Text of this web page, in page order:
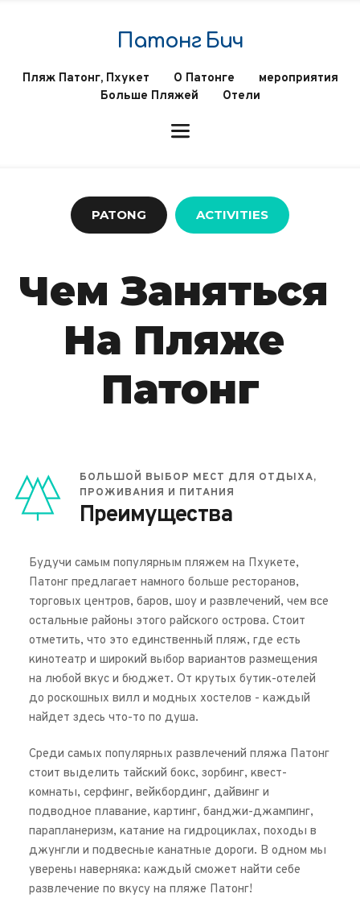
Патонг Бич
Пляж Патонг, Пхукет О Патонге
мероприятия
Больше Пляжей
Отели
PATONG ACTIVITIES
Чем Заняться
На Пляже
Патонг
БОЛЬШОЙ ВЫБОР МЕСТ ДЛЯ ОТДЫХА,
ПРОЖИВАНИЯ И ПИТАНИЯ
Преимущества
Будучи самым популярным пляжем на Пхукете,
Патонг предлагает намного больше ресторанов,
торговых центров, баров, шоу и развлечений, чем все
остальные районы этого райского острова. Стоит
отметить, что это единственный пляж, где есть
кинотеатр и широкий выбор вариантов размещения
на любой вкус и бюджет. От крутых бутик-отелей
до роскошных вилл и модных хостелов - каждый
найдет здесь что-то по душа.
Среди самых популярных развлечений пляжа Патонг
стоит выделить тайский бокс, зорбинг, квест-
комнаты, серфинг, вейкбординг, дайвинг и
подводное плавание, картинг, банджи-джампинг,
парапланеризм, катание на гидроциклах, походы в
джунгли и подвесные канатные дороги. В одном мы
уверены наверняка: каждый сможет найти себе
развлечение по вкусу на пляже Патонг!